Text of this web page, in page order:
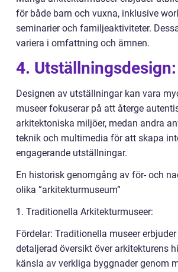
för både barn och vuxna, inklusive
seminarier och familjeaktiviteter.
variera i omfattning och ämnen.
4. Utställningsdesign:
Designen av utställningar kan vara
museer fokuserar på att återge
arkitektoniska miljöer, medan andra
teknik och multimedia för att skapa
engagerande utställningar.
En historisk genomgång av för- och
olika ”arkitekturmuseum”
1. Traditionella Arkitekturmuseer:
Fördelar: Traditionella museer
detaljerad översikt över arkitekturens
känsla av verkliga byggnader genom